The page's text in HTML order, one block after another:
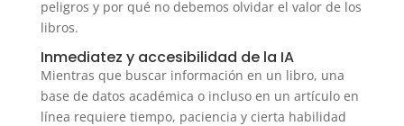
peligros y por qué no debemos olvidar el valor de los
libros.
Inmediatez y accesibilidad de la IA
Mientras que buscar información en un libro, una
base de datos académica o incluso en un artículo en
línea requiere tiempo, paciencia y cierta habilidad